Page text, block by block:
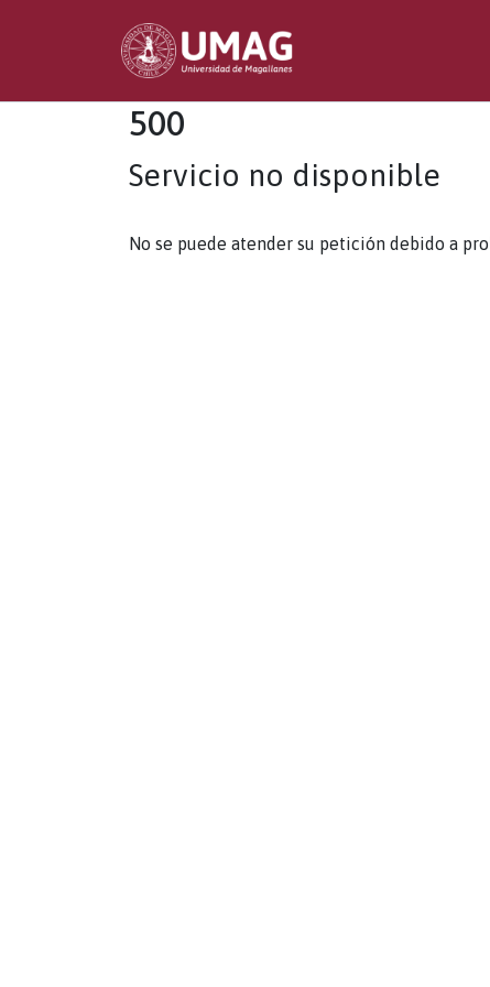
500
Servicio no disponible
No se puede atender su petición debido a